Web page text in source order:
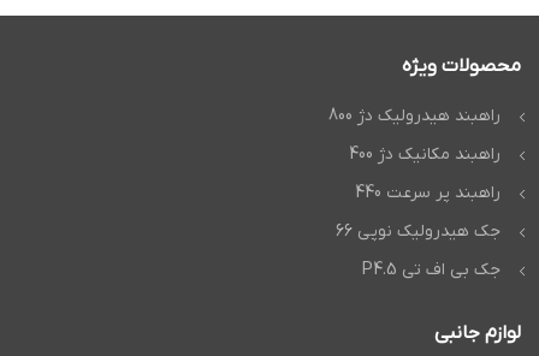
محصولات ویژه
راهبند هیدرولیک دژ 800
راهبند مکانیک دژ 400
راهبند پر سرعت 440
جک هیدرولیک نوپی 66
جک بی اف تی P4.5
لوازم جانبی